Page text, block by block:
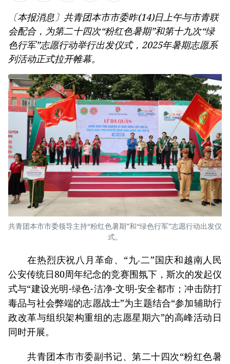
越南国会常务委员会会议：提交国会审议通过设立广
宁市和北宁市《决议》
〔本报消息〕共青团本市市委昨(14)日上午与市青联
会配合，为第二十四次“粉红色暑期”和第十九次“绿
色行军”志愿行动举行出发仪式，2025年暑期志愿系
列活动正式拉开帷幕。
共青团本市市委领导主持“粉红色暑期”和“绿色行军”志愿行动出发仪
式。
在热烈庆祝八月革命、“九‧二”国庆和越南人民
公安传统日80周年纪念的竞赛围氛下，斯次的发起仪
式与“建设光明-绿色-洁净-文明-安全都市；冲击防打
毒品与社会弊端的志愿战士”为主题结合“参加辅助行
政改革与组织架构重组的志愿星期六”的高峰活动日
同时开展。
共青团本市市委副书记、第二十四次“粉红色暑